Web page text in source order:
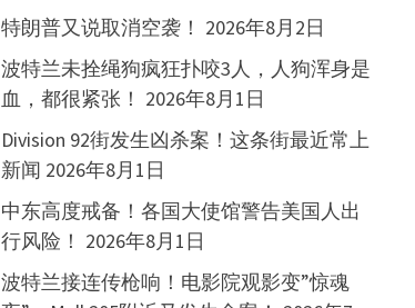
特朗普又说取消空袭！ 2026年8月2日
波特兰未拴绳狗疯狂扑咬3人，人狗浑身是
血，都很紧张！ 2026年8月1日
Division 92街发生凶杀案！这条街最近常上
新闻 2026年8月1日
中东高度戒备！各国大使馆警告美国人出
行风险！ 2026年8月1日
波特兰接连传枪响！电影院观影变”惊魂